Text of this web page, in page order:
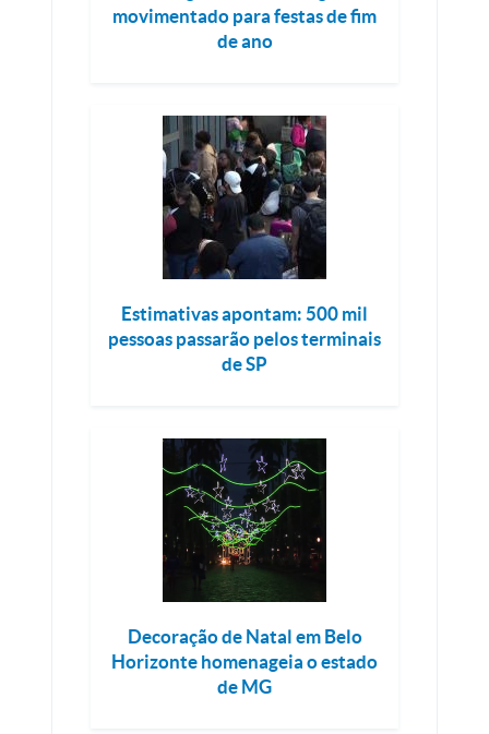
movimentado para festas de fim
de ano
Estimativas apontam: 500 mil
pessoas passarão pelos terminais
de SP
Decoração de Natal em Belo
Horizonte homenageia o estado
de MG